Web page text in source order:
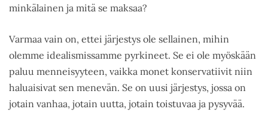
minkälainen ja mitä se maksaa?
Varmaa vain on, ettei järjestys ole sellainen, mihin
olemme idealismissamme pyrkineet. Se ei ole myöskään
paluu menneisyyteen, vaikka monet konservatiivit niin
haluaisivat sen menevän. Se on uusi järjestys, jossa on
jotain vanhaa, jotain uutta, jotain toistuvaa ja pysyvää.